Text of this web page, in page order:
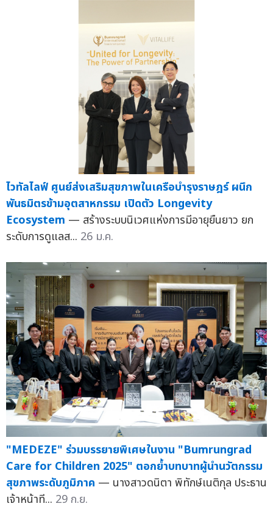
ไวทัลไลฟ์ ศูนย์ส่งเสริมสุขภาพในเครือบำรุงราษฎร์ ผนึก
พันธมิตรข้ามอุตสาหกรรม เปิดตัว Longevity
Ecosystem — สร้างระบบนิเวศแห่งการมีอายุยืนยาว ยก
ระดับการดูแลส... 26 ม.ค.
"MEDEZE" ร่วมบรรยายพิเศษในงาน "Bumrungrad
Care for Children 2025" ตอกย้ำบทบาทผู้นำนวัตกรรม
สุขภาพระดับภูมิภาค — นางสาวดนิตา พิทักษ์เนติกุล ประธาน
เจ้าหน้าที... 29 ก.ย.